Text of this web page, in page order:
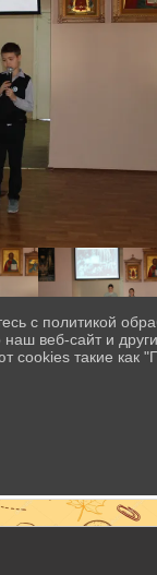
с политикой
веб-сайт и
cookies такие как